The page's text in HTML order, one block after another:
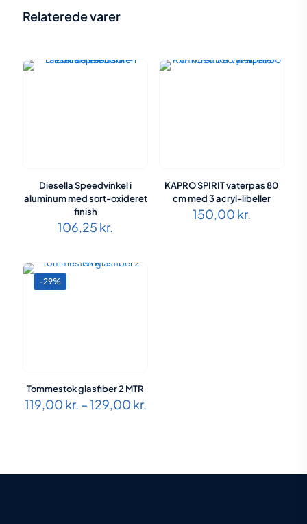
Relaterede varer
Diesella Speedvinkel i
aluminum med sort-oxideret
finish
106,25 kr.
KAPRO SPIRIT vaterpas 80
cm med 3 acryl-libeller
150,00 kr.
-29%
Tommestok glasfiber 2 MTR
119,00 kr. –129,00 kr.